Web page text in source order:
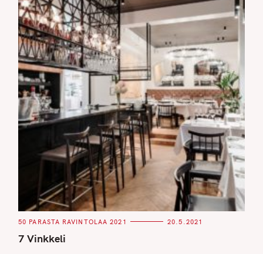
C
T
E
50 PARASTA RAVINTOLAA 2021 20.5.2021
7 Vinkkeli